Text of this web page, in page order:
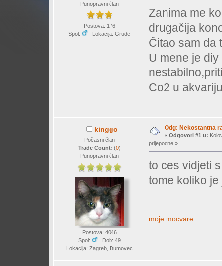
Punopravni član
Postova: 176
Spol:
Lokacija: Grude
Zanima me
drugačija
Čitao sam da
U mene je
Co2 u
kinggo
Počasni član
Trade Count: (0)
Punopravni član
Postova: 4046
Spol:
Dob: 49
Lokacija: Zagreb, Dumovec
Odg: Nekostantna
« Odgovori #1 u:
prijepodne »
to ces vidjeti
tome koliko
moje mocvare